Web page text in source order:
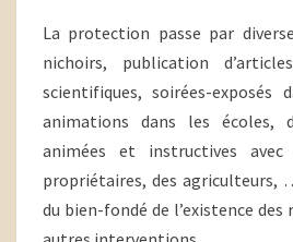
La protection passe par
nichoirs, publication
scientifiques, soirées-exposés
animations dans les écoles,
animées et instructives avec
propriétaires, des agriculteurs,
du bien-fondé de l’existence